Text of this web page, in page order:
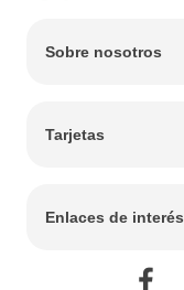
Sobre nosotros
Tarjetas
Enlaces de interés